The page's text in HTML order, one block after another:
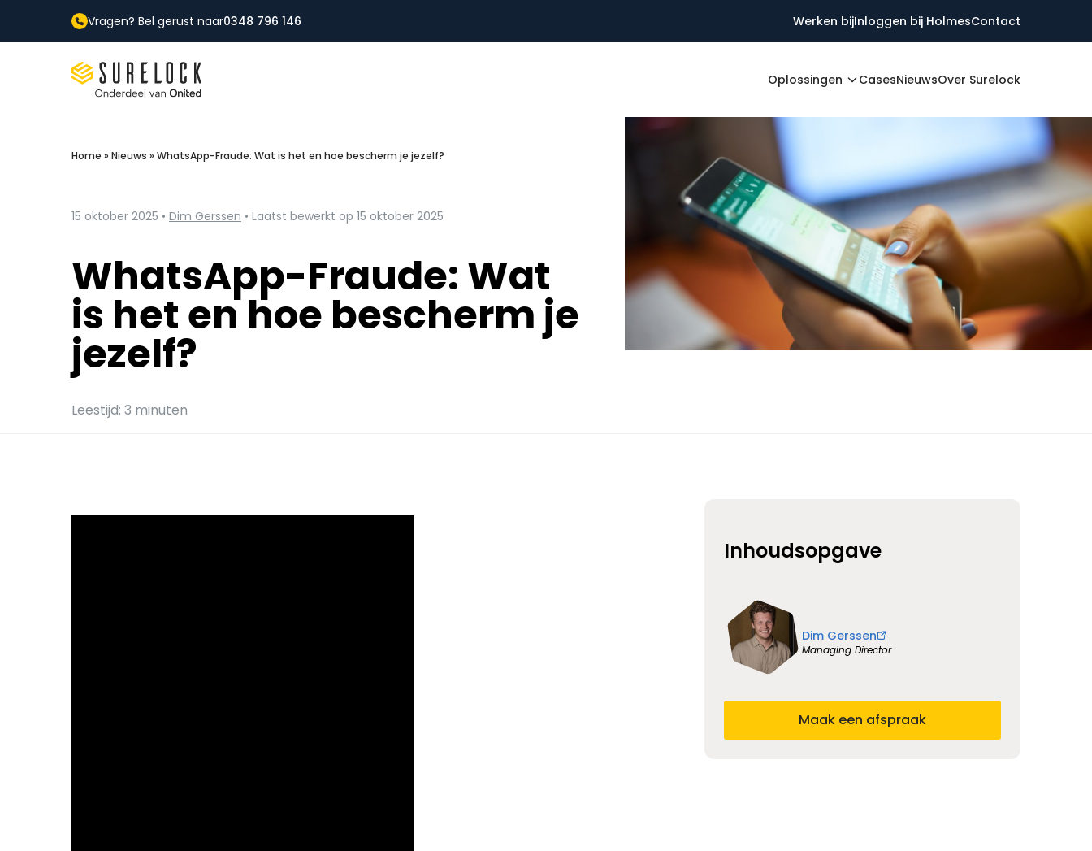
Vragen? Bel gerust naar0348 796 146 Werken bijInloggen bij HolmesContact
Surelock IT Security Services
Oplossingen CasesNieuwsOver Surelock
Home » Nieuws » WhatsApp-Fraude: Wat is het en hoe bescherm je jezelf?
15 oktober 2025 • Dim Gerssen • Laatst bewerkt op 15 oktober 2025
WhatsApp-Fraude: Wat
is het en hoe bescherm je
jezelf?
Leestijd: 3 minuten
Inhoudsopgave
Dim Gerssen
Managing Director
Maak een afspraak